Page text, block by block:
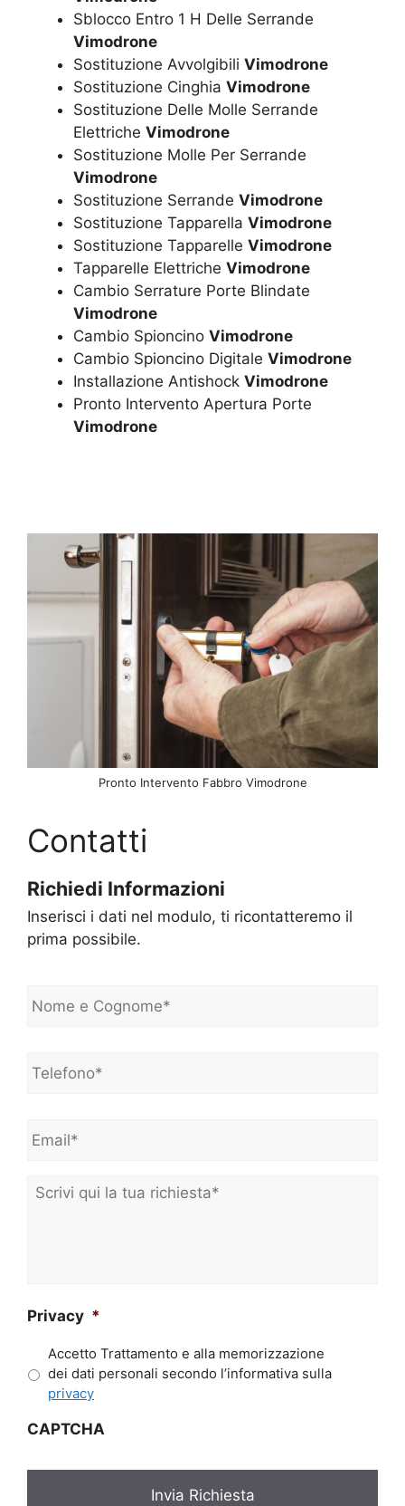
Sblocco Entro 1 H Delle Serrande
Vimodrone
Sostituzione Avvolgibili Vimodrone
Sostituzione Cinghia Vimodrone
Sostituzione Delle Molle Serrande
Elettriche Vimodrone
Sostituzione Molle Per Serrande
Vimodrone
Sostituzione Serrande Vimodrone
Sostituzione Tapparella Vimodrone
Sostituzione Tapparelle Vimodrone
Tapparelle Elettriche Vimodrone
Cambio Serrature Porte Blindate
Vimodrone
Cambio Spioncino Vimodrone
Cambio Spioncino Digitale Vimodrone
Installazione Antishock Vimodrone
Pronto Intervento Apertura Porte
Vimodrone
Pronto Intervento Fabbro Vimodrone
Contatti
Richiedi Informazioni
Inserisci i dati nel modulo, ti ricontatteremo il
prima possibile.
o
e
C
n
m
Scrivi
qui
Privacy *
Accetto Trattamento e alla memorizzazione
dei dati personali secondo l’informativa sulla
privacy
CAPTCHA